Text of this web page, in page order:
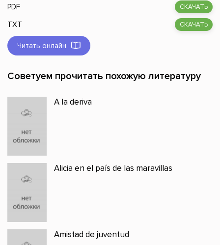
PDF СКАЧАТЬ
TXT СКАЧАТЬ
Читать онлайн
Советуем прочитать похожую литературу
A la deriva
Alicia en el país de las maravillas
Amistad de juventud